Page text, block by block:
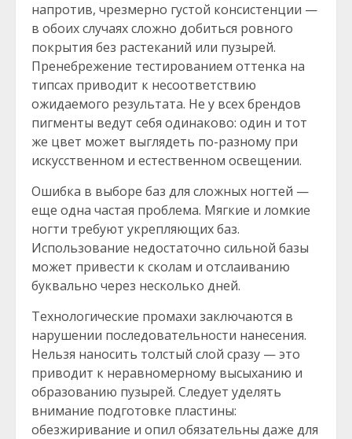
напротив, чрезмерно густой консистенции —
в обоих случаях сложно добиться ровного
покрытия без растеканий или пузырей.
Пренебрежение тестированием оттенка на
типсах приводит к несоответствию
ожидаемого результата. Не у всех брендов
пигменты ведут себя одинаково: один и тот
же цвет может выглядеть по-разному при
искусственном и естественном освещении.
Ошибка в выборе баз для сложных ногтей —
еще одна частая проблема. Мягкие и ломкие
ногти требуют укрепляющих баз.
Использование недостаточно сильной базы
может привести к сколам и отслаиванию
буквально через несколько дней.
Технологические промахи заключаются в
нарушении последовательности нанесения.
Нельзя наносить толстый слой сразу — это
приводит к неравномерному высыханию и
образованию пузырей. Следует уделять
внимание подготовке пластины:
обезжиривание и опил обязательны даже для